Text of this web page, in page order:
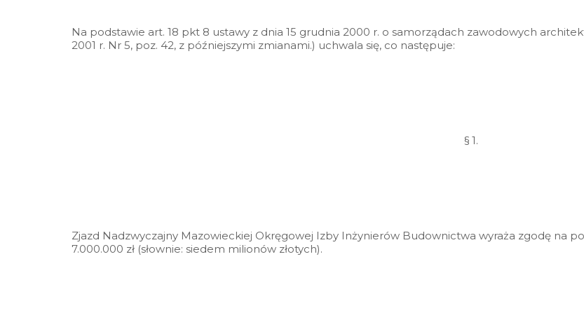
Na podstawie art. 18 pkt 8 ustawy z dnia 15 grudnia 2000 r. o samorządach zawodowych
2001 r. Nr 5, poz. 42, z późniejszymi zmianami.) uchwala się, co następuje:
§ 1.
Zjazd Nadzwyczajny Mazowieckiej Okręgowej Izby Inżynierów Budownictwa wyraża zgodę na
7.000.000 zł (słownie: siedem milionów złotych).